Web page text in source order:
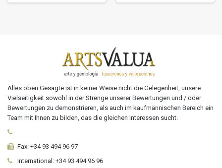
Alles oben Gesagte ist in keiner Weise nicht die Gelegenheit, unsere
Vielseitigkeit sowohl in der Strenge unserer Bewertungen und / oder
Bewertungen zu demonstrieren, als auch im kaufmännischen Bereich ein
Team mit Ihnen zu bilden, das die gleichen Interessen sucht.
Fax: +34 93 494 96 97
International: +34 93 494 96 96